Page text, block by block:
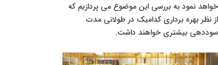
خواهد نمود به بررسی این موضوع می پردازیم که
از نظر بهره برداری کدامیک در طولانی مدت
سوددهی بیشتری خواهند داشت.